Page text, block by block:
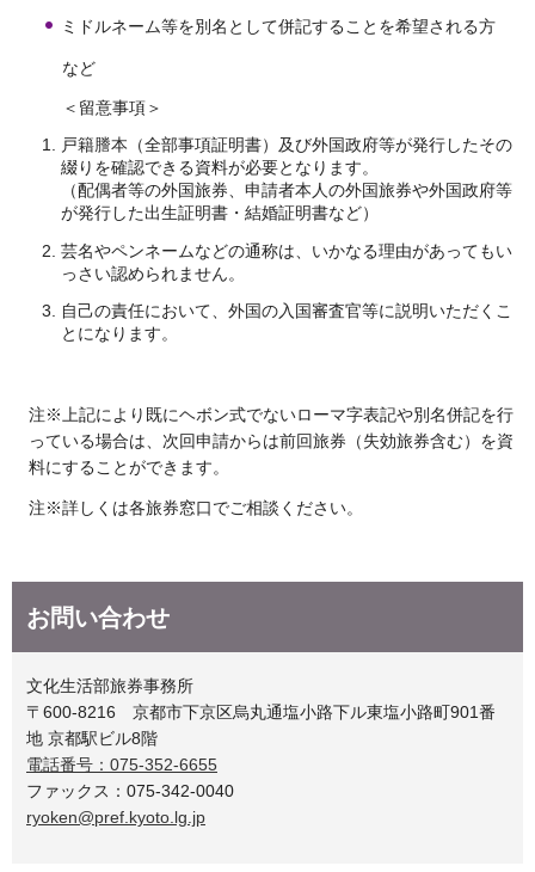
ミドルネーム等を別名として併記することを希望される方
など
＜留意事項＞
戸籍謄本（全部事項証明書）及び外国政府等が発行したその
綴りを確認できる資料が必要となります。
（配偶者等の外国旅券、申請者本人の外国旅券や外国政府等
が発行した出生証明書・結婚証明書など）
芸名やペンネームなどの通称は、いかなる理由があってもい
っさい認められません。
自己の責任において、外国の入国審査官等に説明いただくこ
とになります。
注※上記により既にヘボン式でないローマ字表記や別名併記を行
っている場合は、次回申請からは前回旅券（失効旅券含む）を資
料にすることができます。
注※詳しくは各旅券窓口でご相談ください。
お問い合わせ
文化生活部旅券事務所
〒600-8216 京都市下京区烏丸通塩小路下ル東塩小路町901番
地 京都駅ビル8階
電話番号：075-352-6655
ファックス：075-342-0040
ryoken@pref.kyoto.lg.jp